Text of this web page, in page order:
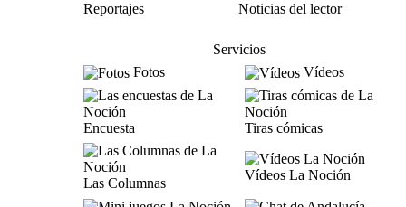
Reportajes
Noticias del lector
Servicios
Fotos
Vídeos
Encuesta Tiras cómicas
Las Columnas
Vídeos La Noción